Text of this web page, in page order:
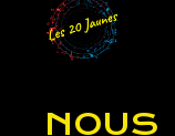
NOUS